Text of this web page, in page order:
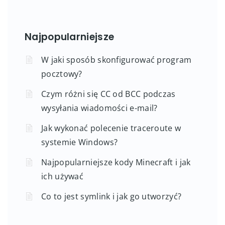
Najpopularniejsze
W jaki sposób skonfigurować program
pocztowy?
Czym różni się CC od BCC podczas
wysyłania wiadomości e-mail?
Jak wykonać polecenie traceroute w
systemie Windows?
Najpopularniejsze kody Minecraft i jak
ich używać
Co to jest symlink i jak go utworzyć?